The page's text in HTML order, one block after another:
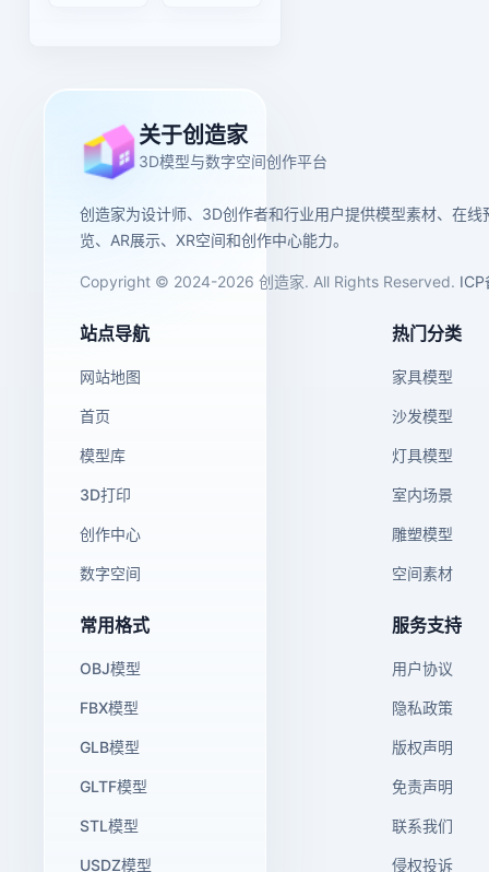
关于创造家
3D模型与数字空间创作平台
创造家为设计师、3D创作者和行业用户提供模型素材、在线
览、AR展示、XR空间和创作中心能力。
Copyright © 2024-2026 创造家. All Rights Reserved. ICP
站点导航
网站地图
首页
模型库
3D打印
创作中心
数字空间
热门分类
家具模型
沙发模型
灯具模型
室内场景
雕塑模型
空间素材
常用格式
OBJ模型
FBX模型
GLB模型
GLTF模型
STL模型
USDZ模型
服务支持
用户协议
隐私政策
版权声明
免责声明
联系我们
侵权投诉